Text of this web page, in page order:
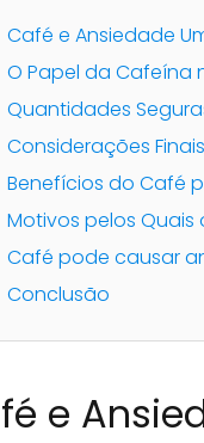
Café e Ansiedade
O Papel da Cafeína
Quantidades
Considerações
Benefícios do Café
Motivos pelos Quais
Café pode causar
Conclusão
e